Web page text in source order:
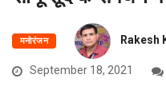
मनोरंजन Rakesh
September 18, 2021